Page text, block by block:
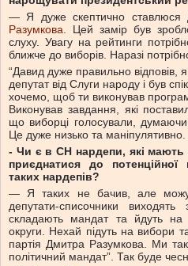
— Я дуже скептично ставлюся
Разумкова. Цей замір був
слуху. Увагу на рейтинги
ближче до виборів. Наразі
“Давид дуже правильно відповів,
депутат від Слуги народу і був
хочемо, щоб ти виконував
Виконував завдання, які
що виборці голосували,
Це дуже низько та маніпулятивно.
- Чи є в СН нардепи, які мають
приєднатися до потенційної
таких нардепів?
— Я таких не бачив, але
депутати-списочники
складають мандат та йдуть на
округи. Нехай підуть на вибори
партія Дмитра Разумкова. Ми
політичний мандат”. Так буде